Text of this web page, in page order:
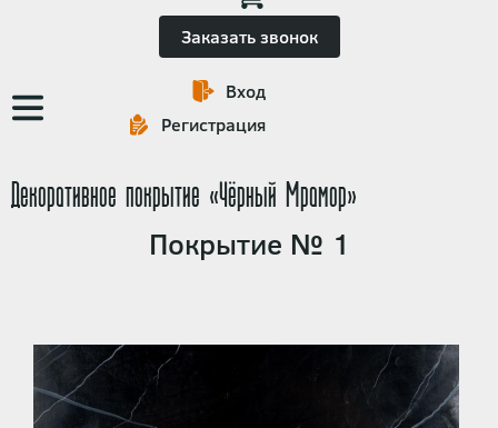
Заказать звонок
Основная
навигация
Вход
Регистрация
Декоративное покрытие «Чёрный Мрамор»
Покрытие № 1